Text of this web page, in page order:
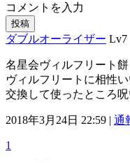
コメントを入力
投稿
ダブルオーライザー Lv7
名星会ヴィルフリート餅
ヴィルフリートに相性
交換して使ったところ
2018年3月24日 22:59 | 通
1